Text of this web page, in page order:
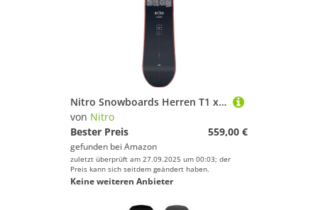
Nitro Snowboards Herren T1 x FFF BRD ´24, Freestyleboard, Twin, Cam-Out Camber, Park, Artist: Fabian Fuchs FFF
von Nitro
Bester Preis
559,00 €
gefunden bei Amazon
zuletzt überprüft am 27.09.2025 um 00:03; der
Preis kann sich seitdem geändert haben.
Keine weiteren Anbieter